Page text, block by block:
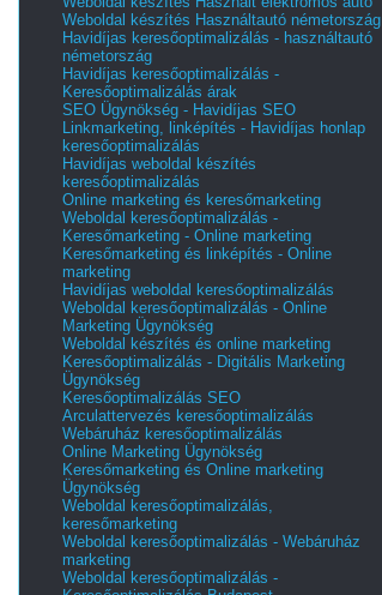
Weboldal készítés Használtautó németország
Havidíjas keresőoptimalizálás - használtautó
németország
Havidíjas keresőoptimalizálás -
Keresőoptimalizálás árak
SEO Ügynökség - Havidíjas SEO
Linkmarketing, linképítés - Havidíjas honlap
keresőoptimalizálás
Havidíjas weboldal készítés
keresőoptimalizálás
Online marketing és keresőmarketing
Weboldal keresőoptimalizálás -
Keresőmarketing - Online marketing
Keresőmarketing és linképítés - Online
marketing
Havidíjas weboldal keresőoptimalizálás
Weboldal keresőoptimalizálás - Online
Marketing Ügynökség
Weboldal készítés és online marketing
Keresőoptimalizálás - Digitális Marketing
Ügynökség
Keresőoptimalizálás SEO
Arculattervezés keresőoptimalizálás
Webáruház keresőoptimalizálás
Online Marketing Ügynökség
Keresőmarketing és Online marketing
Ügynökség
Weboldal keresőoptimalizálás,
keresőmarketing
Weboldal keresőoptimalizálás - Webáruház
marketing
Weboldal keresőoptimalizálás -